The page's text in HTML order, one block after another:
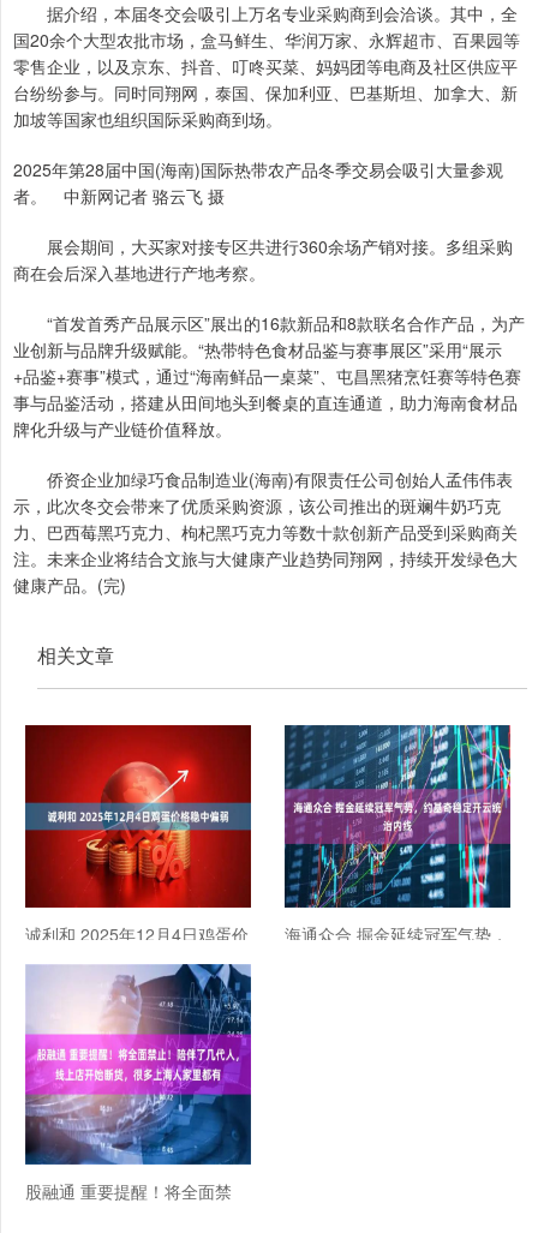
据介绍，本届冬交会吸引上万名专业采购商到会洽谈。其中，全
国20余个大型农批市场，盒马鲜生、华润万家、永辉超市、百果园等
零售企业，以及京东、抖音、叮咚买菜、妈妈团等电商及社区供应平
台纷纷参与。同时同翔网，泰国、保加利亚、巴基斯坦、加拿大、新
加坡等国家也组织国际采购商到场。
2025年第28届中国(海南)国际热带农产品冬季交易会吸引大量参观
者。 中新网记者 骆云飞 摄
展会期间，大买家对接专区共进行360余场产销对接。多组采购
商在会后深入基地进行产地考察。
“首发首秀产品展示区”展出的16款新品和8款联名合作产品，为产
业创新与品牌升级赋能。“热带特色食材品鉴与赛事展区”采用“展示
+品鉴+赛事”模式，通过“海南鲜品一桌菜”、屯昌黑猪烹饪赛等特色赛
事与品鉴活动，搭建从田间地头到餐桌的直连通道，助力海南食材品
牌化升级与产业链价值释放。
侨资企业加绿巧食品制造业(海南)有限责任公司创始人孟伟伟表
示，此次冬交会带来了优质采购资源，该公司推出的斑斓牛奶巧克
力、巴西莓黑巧克力、枸杞黑巧克力等数十款创新产品受到采购商关
注。未来企业将结合文旅与大健康产业趋势同翔网，持续开发绿色大
健康产品。(完)
相关文章
诚利和 2025年12月4日鸡蛋价
海通众合 掘金延续冠军气势，
股融通 重要提醒！将全面禁